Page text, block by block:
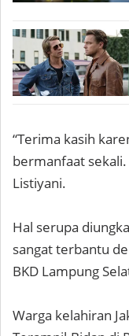
“Terima kasih
bermanfaat sekali.
Listiyani.
Hal serupa
sangat terbantu
BKD Lampung
Warga kelahiran